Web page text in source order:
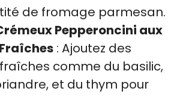
de fromage parmesan.
Pepperoncini aux
: Ajoutez des
comme du basilic,
et du thym pour